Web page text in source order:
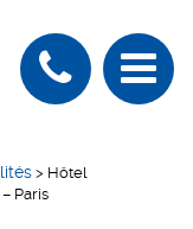
> Hôtel
Paris